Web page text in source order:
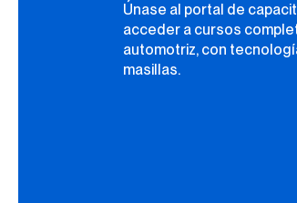
Únase al portal de
acceder a cursos
automotriz, con
masillas.